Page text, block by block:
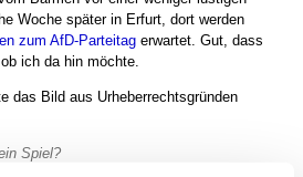
Woche später in Erfurt, dort werden
zum AfD-Parteitag erwartet. Gut, dass
ich da hin möchte.
das Bild aus Urheberrechtsgründen
Spiel?